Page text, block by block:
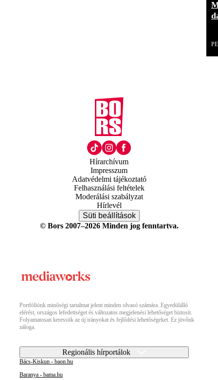
Hírarchívum
Impresszum
Adatvédelmi tájékoztató
Felhasználási feltételek
Moderálási szabályzat
Hírlevél
Süti beállítások
© Bors 2007–2026 Minden jog fenntartva.
Portfóliónk minőségi tartalmat jelent minden olvasó számára. Egyedülálló
elérést, országos lefedettséget és változatos megjelenési lehetőséget biztosít.
Folyamatosan keressük az új irányokat és fejlődési lehetőségeket. Ez jövőnk
záloga.
Regionális hírportálok
Bács-Kiskun - baon.hu
Baranya - bama.hu